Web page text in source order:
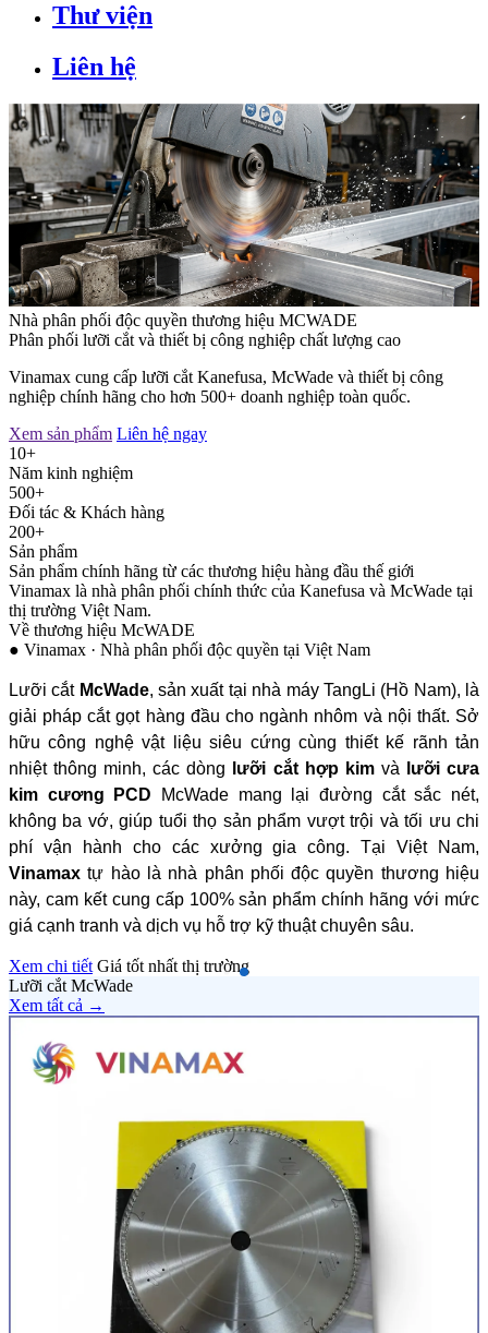
Thư viện
Liên hệ
Nhà phân phối độc quyền thương hiệu MCWADE
Phân phối lưỡi cắt và thiết bị công nghiệp chất lượng cao
Vinamax cung cấp lưỡi cắt Kanefusa, McWade và thiết bị công
nghiệp chính hãng cho hơn 500+ doanh nghiệp toàn quốc.
Xem sản phẩm Liên hệ ngay
10+
Năm kinh nghiệm
500+
Đối tác & Khách hàng
200+
Sản phẩm
Sản phẩm chính hãng từ các thương hiệu hàng đầu thế giới
Vinamax là nhà phân phối chính thức của Kanefusa và McWade tại
thị trường Việt Nam.
Về thương hiệu KANEFUSA
● Nhật Bản · Thành lập 1934
Thương hiệu lưỡi cắt Kanefusa(Nhật Bản) là biểu tượng
của công nghệ cắt gọt đỉnh cao với hơn 100 năm lịch sử.
Điểm mạnh cốt lõi của hãng nằm ở chất liệu thép hợp kim
độc quyền siêu bền, kết hợp công nghệ rãnh laser tản nhiệt,
giảm ồn và chống rung tuyệt đối. Các dòng lưỡi cưa nhôm,
gỗ Kanefusa mang lại đường cắt sắc láng, chính xác, hoàn
toàn không để lại ba vớ hay sứt mẻ. Tuổi thọ vượt trội của
sản phẩm giúp doanh nghiệp tối ưu chi phí vật tư dài hạn và
bảo vệ máy móc hiệu quả. Hiện tại, lưỡi cắt Kanefusa chính
hãng đang được phân phối uy tín bởiVinamax.
Xem chi tiết Giá tốt nhất thị trường
Lưỡi cắt McWade
Xem tất cả →